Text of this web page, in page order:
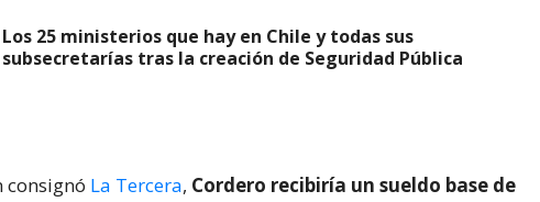
Los 25 ministerios que hay en Chile y todas sus
subsecretarías tras la creación de Seguridad Pública
consignó La Tercera, Cordero recibiría un sueldo base de